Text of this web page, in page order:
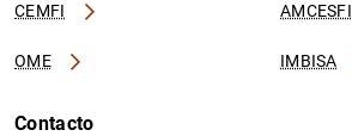
CEMFI AMCESFI
OME IMBISA
Contacto